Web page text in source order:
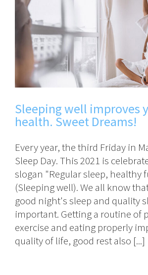
Sleeping well improves
health. Sweet Dreams!
Every year, the third Friday in
Sleep Day. This 2021 is
slogan "Regular sleep, healthy
(Sleeping well). We all know
good night's sleep and quality
important. Getting a routine of
exercise and eating properly
quality of life, good rest also [...]